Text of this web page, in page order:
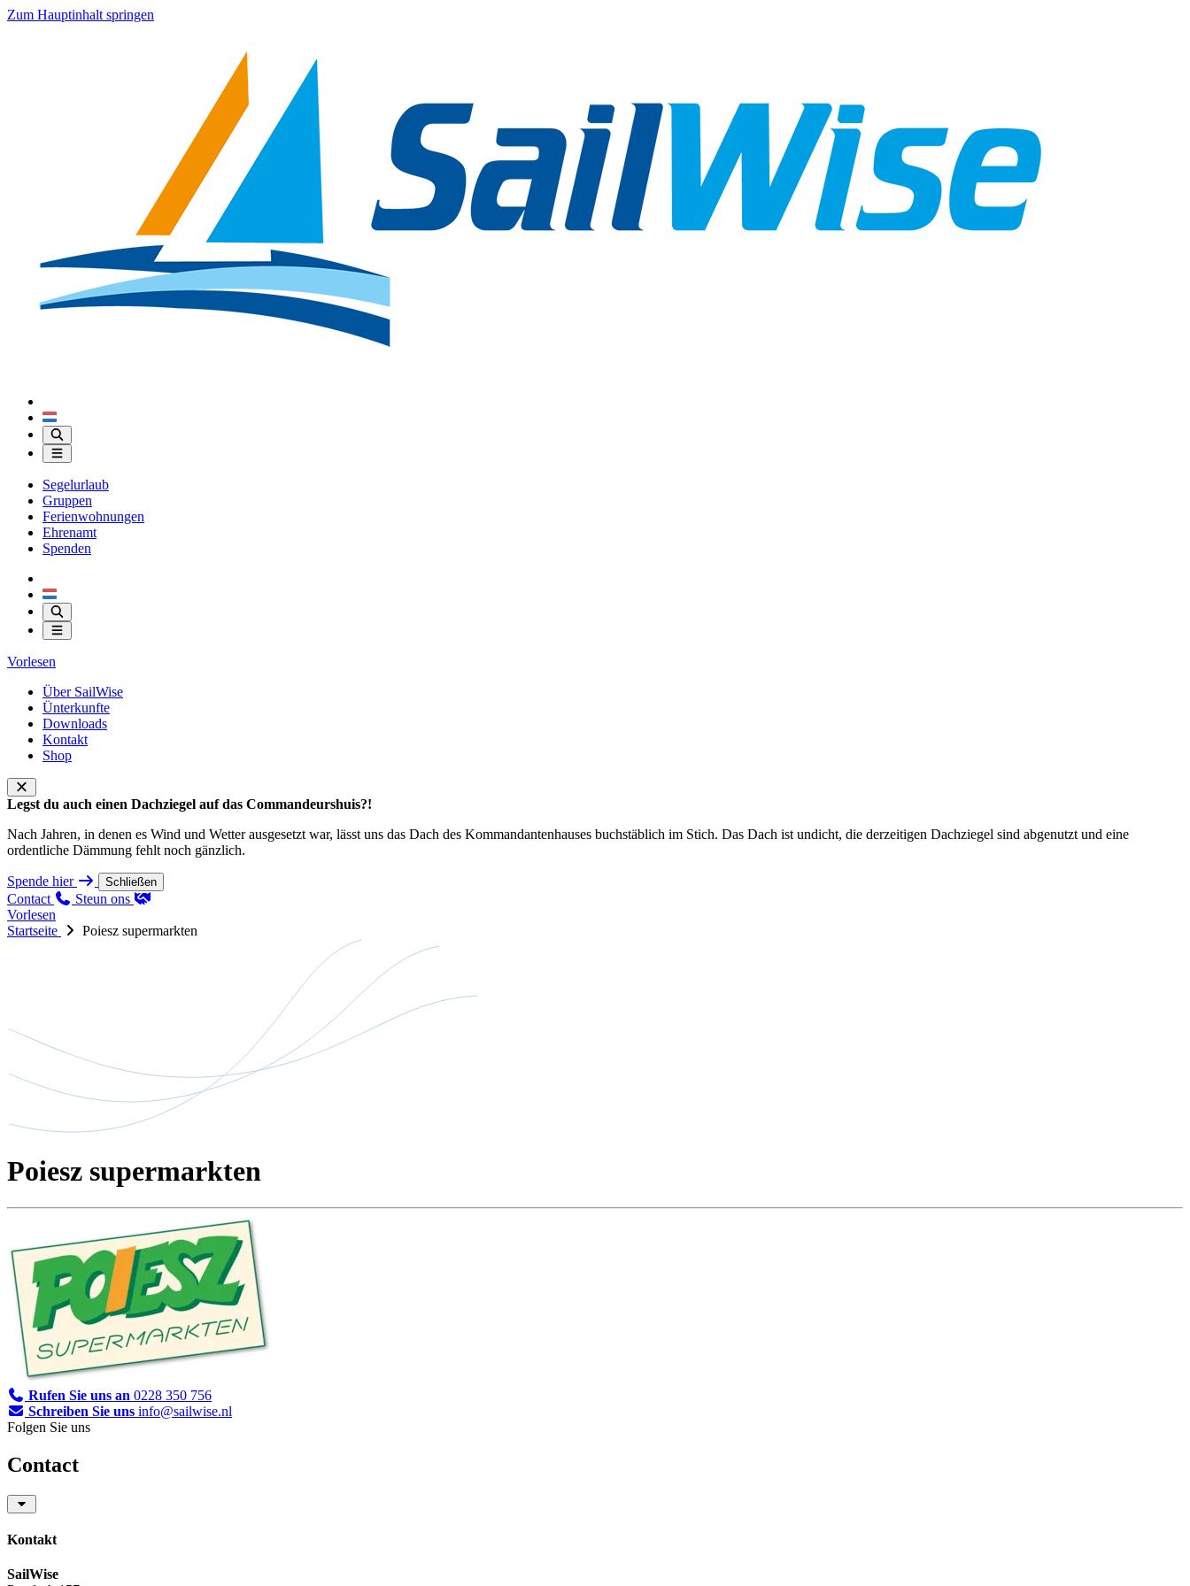
Zum Hauptinhalt springen
Segelurlaub
Gruppen
Ferienwohnungen
Ehrenamt
Spenden
Vorlesen
Über SailWise
Ünterkunfte
Downloads
Kontakt
Shop
Legst du auch einen Dachziegel auf das Commandeurshuis?!
Nach Jahren, in denen es Wind und Wetter ausgesetzt war, lässt uns das Dach des Kommandantenhauses buchstäblich im Stich. Das Dach ist undicht, die derzeitigen Dachziegel sind abgenutzt und eine
ordentliche Dämmung fehlt noch gänzlich.
Spende hier Schließen
Contact
Steun ons
Vorlesen
Startseite
Poiesz supermarkten
Poiesz supermarkten
Rufen Sie uns an 0228 350 756
Schreiben Sie uns info@sailwise.nl
Folgen Sie uns
Contact
Kontakt
SailWise